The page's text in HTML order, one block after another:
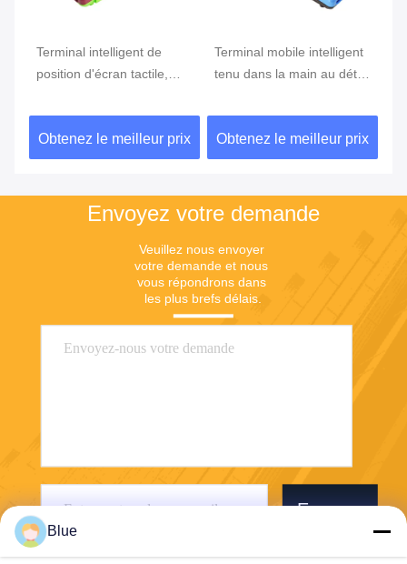
Terminal intelligent de
position d'écran tactile,
lecteur d'empreintes
digitales
Obtenez le meilleur prix
Terminal mobile intelligent
tenu dans la main au détail
Obtenez le meilleur prix
Envoyez votre demande
Veuillez nous envoyer
votre demande et nous
vous répondrons dans
les plus brefs délais.
Envoyer
Blue